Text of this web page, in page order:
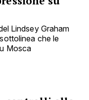
Lindsey Graham
che le
Mosca